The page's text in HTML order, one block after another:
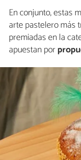
En conjunto, estas
arte pastelero más
premiadas en la
apuestan por